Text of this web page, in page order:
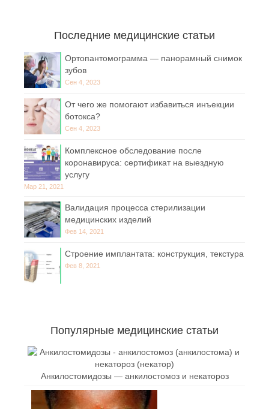
Последние медицинские статьи
Ортопантомограмма — панорамный снимок
зубов
Сен 4, 2023
От чего же помогают избавиться инъекции
ботокса?
Сен 4, 2023
Комплексное обследование после
коронавируса: сертификат на выездную
услугу
Мар 21, 2021
Валидация процесса стерилизации
медицинских изделий
Фев 14, 2021
Строение имплантата: конструкция, текстура
Фев 8, 2021
Популярные медицинские статьи
Анкилостомидозы — анкилостомоз и некатороз